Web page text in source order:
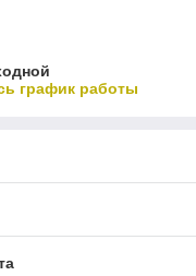
график работы